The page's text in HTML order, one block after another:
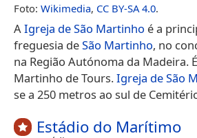
Foto: Wikimedia, CC BY-SA 4.0.
AIgreja de São Martinho é a
freguesia deSão Martinho, no
na Região Autónoma da Madeira.
Martinho de Tours.Igreja de São
se a 250 metros ao sul de
Estádio do Marítimo